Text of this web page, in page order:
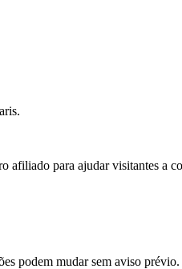
afiliado para ajudar visitantes a
podem mudar sem aviso